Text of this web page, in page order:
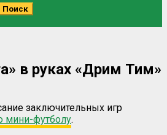
в руках «Дрим Тим»
заключительных игр
мини-футболу.